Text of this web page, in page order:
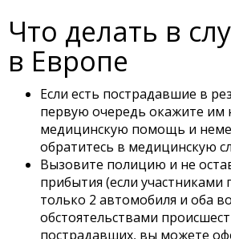
Что делать в
в Европе
Если есть пострадавшие в
первую очередь окажите им
медицинскую помощь и
обратитесь в медицинскую
Вызовите полицию и не
прибытия (если участниками
только 2 автомобиля и оба
обстоятельствами
пострадавших, вы можете